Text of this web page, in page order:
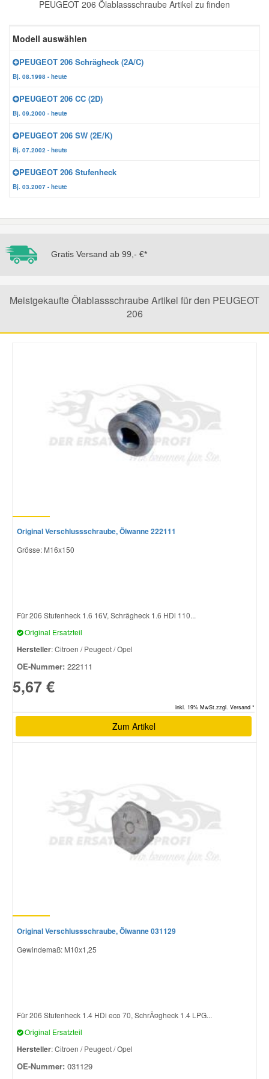
PEUGEOT 206 Ölablassschraube Artikel zu finden
Modell auswählen
PEUGEOT 206 Schrägheck (2A/C)
Bj. 08.1998 - heute
PEUGEOT 206 CC (2D)
Bj. 09.2000 - heute
PEUGEOT 206 SW (2E/K)
Bj. 07.2002 - heute
PEUGEOT 206 Stufenheck
Bj. 03.2007 - heute
Gratis Versand ab 99,- €*
Meistgekaufte Ölablassschraube Artikel für den PEUGEOT
206
Original Verschlussschraube, Ölwanne 222111
Grösse: M16x150
Für 206 Stufenheck 1.6 16V, Schrägheck 1.6 HDi 110...
Original Ersatzteil
Hersteller: Citroen / Peugeot / Opel
OE-Nummer: 222111
5,67 €
inkl. 19% MwSt.zzgl. Versand *
Zum Artikel
Original Verschlussschraube, Ölwanne 031129
Gewindemaß: M10x1,25
Für 206 Stufenheck 1.4 HDi eco 70, SchrÃ¤gheck 1.4 LPG...
Original Ersatzteil
Hersteller: Citroen / Peugeot / Opel
OE-Nummer: 031129
Zündanlage und Glühanlage
Jeep Ersatzteile
Kia Ersatzteile
Lancia Ersatzteile
Mazda Ersatzteile
Mercedes Ersatzteile
Mitsubishi Ersatzteile
Nissan Ersatzteile
Skoda Ersatzteile
Toyota Ersatzteile
Vauxhall Ersatzteile